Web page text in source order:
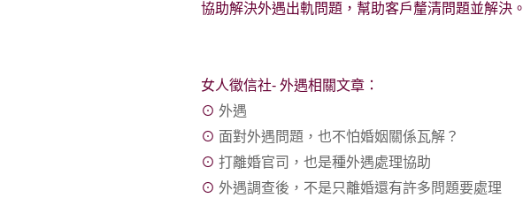
協助解決外遇出軌問題，幫助客戶釐清問題並解決。
女人徵信社- 外遇相關文章：
⊙ 外遇
⊙ 面對外遇問題，也不怕婚姻關係瓦解？
⊙ 打離婚官司，也是種外遇處理協助
⊙ 外遇調查後，不是只離婚還有許多問題要處理